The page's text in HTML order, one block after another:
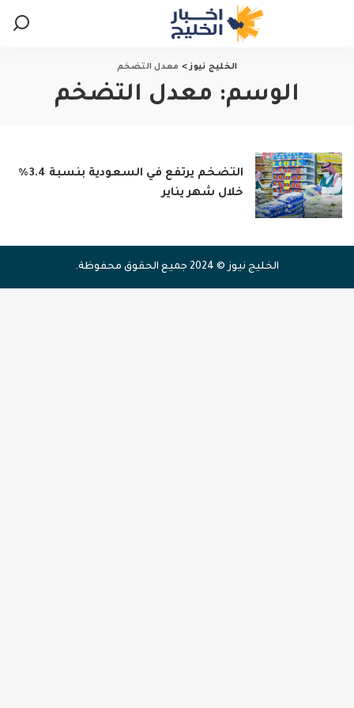
الخليج نيوز> معدل التضخم
الوسم: معدل التضخم
التضخم يرتفع في السعودية بنسبة 3.4%
خلال شهر يناير
الخليج نيوز © 2024 جميع الحقوق محفوظة.